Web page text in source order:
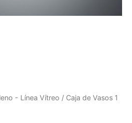
- Línea Vítreo / Caja de Vasos 1